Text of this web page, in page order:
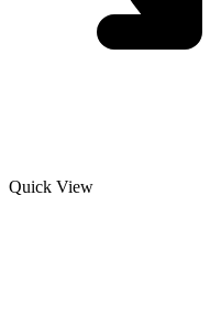
Quick View